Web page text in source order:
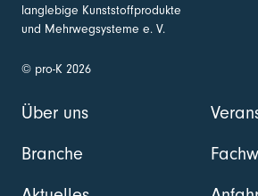
langlebige Kunststoffprodukte
und Mehrwegsysteme e. V.
© pro-K 2026
Über uns
Branche